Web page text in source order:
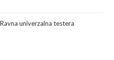
univerzalna testera